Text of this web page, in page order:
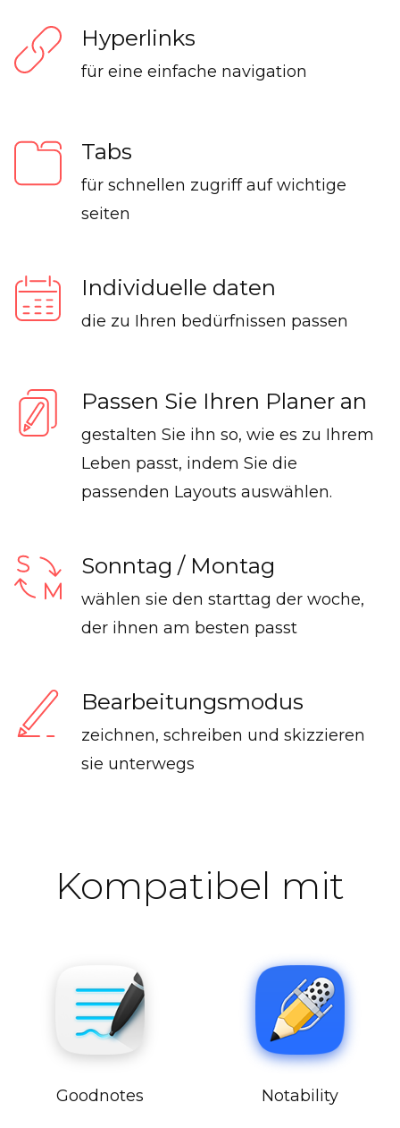
Hyperlinks
für eine einfache navigation
Tabs
für schnellen zugriff auf wichtige
seiten
Individuelle daten
die zu Ihren bedürfnissen passen
Passen Sie Ihren Planer an
gestalten Sie ihn so, wie es zu Ihrem
Leben passt, indem Sie die
passenden Layouts auswählen.
Sonntag / Montag
wählen sie den starttag der woche,
der ihnen am besten passt
Bearbeitungsmodus
zeichnen, schreiben und skizzieren
sie unterwegs
Kompatibel mit
Goodnotes Notability